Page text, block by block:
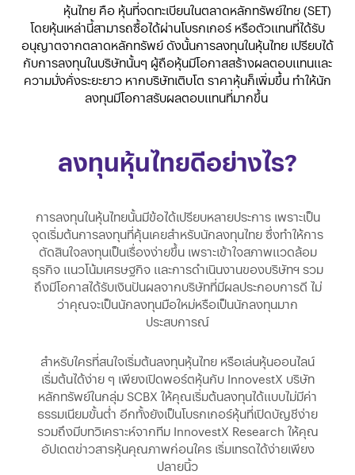
หุ้นไทย คือ หุ้นที่จดทะเบียนในตลาดหลักทรัพย์ไทย (SET)
โดยหุ้นเหล่านี้สามารถซื้อได้ผ่านโบรกเกอร์ หรือตัวแทนที่ได้รับ
อนุญาตจากตลาดหลักทรัพย์ ดังนั้นการลงทุนในหุ้นไทย เปรียบได้
กับการลงทุนในบริษัทนั้นๆ ผู้ถือหุ้นมีโอกาสสร้างผลตอบแทนและ
ความมั่งคั่งระยะยาว หากบริษัทเติบโต ราคาหุ้นก็เพิ่มขึ้น ทำให้นัก
ลงทุนมีโอกาสรับผลตอบแทนที่มากขึ้น
ลงทุนหุ้นไทยดีอย่างไร?
การลงทุนในหุ้นไทยนั้นมีข้อได้เปรียบหลายประการ เพราะเป็น
จุดเริ่มต้นการลงทุนที่คุ้นเคยสำหรับนักลงทุนไทย ซึ่งทำให้การ
ตัดสินใจลงทุนเป็นเรื่องง่ายขึ้น เพราะเข้าใจสภาพแวดล้อม
ธุรกิจ แนวโน้มเศรษฐกิจ และการดำเนินงานของบริษัทฯ รวม
ถึงมีโอกาสได้รับเงินปันผลจากบริษัทที่มีผลประกอบการดี ไม่
ว่าคุณจะเป็นนักลงทุนมือใหม่หรือเป็นนักลงทุนมาก
ประสบการณ์
สำหรับใครที่สนใจเริ่มต้นลงทุนหุ้นไทย หรือเล่นหุ้นออนไลน์
เริ่มต้นได้ง่าย ๆ เพียงเปิดพอร์ตหุ้นกับ InnovestX บริษัท
หลักทรัพย์ในกลุ่ม SCBX ให้คุณเริ่มต้นลงทุนได้แบบไม่มีค่า
ธรรมเนียมขั้นต่ำ อีกทั้งยังเป็นโบรกเกอร์หุ้นที่เปิดบัญชีง่าย
รวมถึงมีบทวิเคราะห์จากทีม InnovestX Research ให้คุณ
อัปเดตข่าวสารหุ้นคุณภาพก่อนใคร เริ่มเทรดได้ง่ายเพียง
ปลายนิ้ว